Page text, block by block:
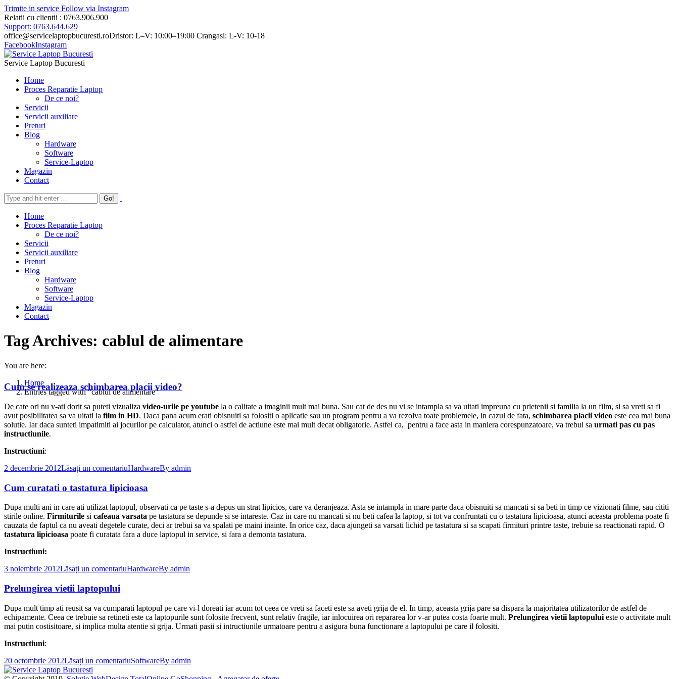
Trimite in service Follow via Instagram
Relatii cu clientii : 0763.906.900
Support: 0763.644.629
office@servicelaptopbucuresti.roDristor: L–V: 10:00–19:00 Crangasi: L-V: 10-18
FacebookInstagram
Service Laptop Bucuresti
Home
Proces Reparatie Laptop
De ce noi?
Servicii
Servicii auxiliare
Preturi
Blog
Hardware
Software
Service-Laptop
Magazin
Contact
Home
Proces Reparatie Laptop
De ce noi?
Servicii
Servicii auxiliare
Preturi
Blog
Hardware
Software
Service-Laptop
Magazin
Contact
Tag Archives: cablul de alimentare
You are here:
Home
Entries tagged with "cablul de alimentare"
Cum se realizeaza schimbarea placii video?
De cate ori nu v-ati dorit sa puteti vizualiza video-urile pe youtube la o calitate a imaginii mult mai buna. Sau cat de des nu vi se intampla sa va uitati impreuna cu prietenii si familia la un film, si sa vreti sa fi
avut posibilitatea sa va uitati la film in HD. Daca pana acum erati obisnuiti sa folositi o aplicatie sau un program pentru a va rezolva toate problemele, in cazul de fata, schimbarea placii video este cea mai buna
solutie. Iar daca sunteti impatimiti ai jocurilor pe calculator, atunci o astfel de actiune este mai mult decat obligatorie. Astfel ca, pentru a face asta in maniera corespunzatoare, va trebui sa urmati pas cu pas
instructiunile.
Instructiuni:
2 decembrie 2012Lăsați un comentariuHardwareBy admin
Cum curatati o tastatura lipicioasa
Dupa multi ani in care ati utilizat laptopul, observati ca pe taste s-a depus un strat lipicios, care va deranjeaza. Asta se intampla in mare parte daca obisnuiti sa mancati si sa beti in timp ce vizionati filme, sau cititi
stirile online. Firmiturile si cafeaua varsata pe tastatura se depunde si se intareste. Caz in care nu mancati si nu beti cafea la laptop, si tot va confruntati cu o tastatura lipicioasa, atunci aceasta problema poate fi
cauzata de faptul ca nu aveati degetele curate, deci ar trebui sa va spalati pe maini inainte. In orice caz, daca ajungeti sa varsati lichid pe tastatura si sa scapati firmituri printre taste, trebuie sa reactionati rapid. O
tastatura lipicioasa poate fi curatata fara a duce laptopul in service, si fara a demonta tastatura.
Instructiuni:
3 noiembrie 2012Lăsați un comentariuHardwareBy admin
Prelungirea vietii laptopului
Dupa mult timp ati reusit sa va cumparati laptopul pe care vi-l doreati iar acum tot ceea ce vreti sa faceti este sa aveti grija de el. In timp, aceasta grija pare sa dispara la majoritatea utilizatorilor de astfel de
echipamente. Ceea ce trebuie sa retineti este ca laptopurile sunt folosite frecvent, sunt relativ fragile, iar inlocuirea ori repararea lor v-ar putea costa foarte mult. Prelungirea vietii laptopului este o activitate mult
mai putin costisitoare, si implica multa atentie si grija. Urmati pasii si intructiunile urmatoare pentru a asigura buna functionare a laptopului pe care il folositi.
Instructiuni:
20 octombrie 2012Lăsați un comentariuSoftwareBy admin